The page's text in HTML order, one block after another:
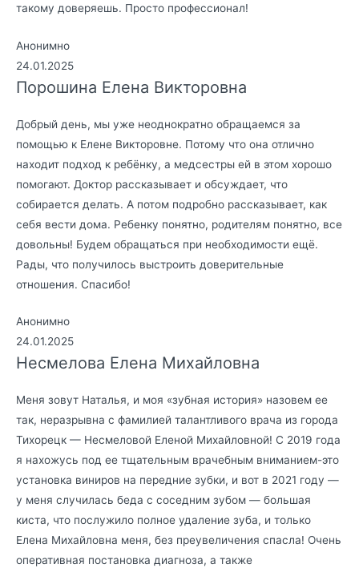
такому доверяешь. Просто профессионал!
Анонимно
24.01.2025
Порошина Елена Викторовна
Добрый день, мы уже неоднократно обращаемся за
помощью к Елене Викторовне. Потому что она отлично
находит подход к ребёнку, а медсестры ей в этом хорошо
помогают. Доктор рассказывает и обсуждает, что
собирается делать. А потом подробно рассказывает, как
себя вести дома. Ребенку понятно, родителям понятно, все
довольны! Будем обращаться при необходимости ещё.
Рады, что получилось выстроить доверительные
отношения. Спасибо!
Анонимно
24.01.2025
Несмелова Елена Михайловна
Меня зовут Наталья, и моя «зубная история» назовем ее
так, неразрывна с фамилией талантливого врача из города
Тихорецк — Несмеловой Еленой Михайловной! С 2019 года
я нахожусь под ее тщательным врачебным вниманием-это
установка виниров на передние зубки, и вот в 2021 году —
у меня случилась беда с соседним зубом — большая
киста, что послужило полное удаление зуба, и только
Елена Михайловна меня, без преувеличения спасла! Очень
оперативная постановка диагноза, а также